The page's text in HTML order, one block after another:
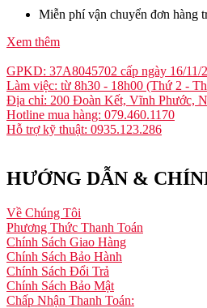
Miễn phí vận chuyển đơn hàng
Xem thêm
GPKD: 37A8045702 cấp ngày 16/11/
Làm việc: từ 8h30 - 18h00 (Thứ 2 -
Địa chỉ: 200 Đoàn Kết, Vĩnh Phước,
Hotline mua hàng: 079.460.1170
Hỗ trợ kỹ thuật: 0935.123.286
HƯỚNG DẪN &
Về Chúng Tôi
Phương Thức Thanh Toán
Chính Sách Giao Hàng
Chính Sách Bảo Hành
Chính Sách Đổi Trả
Chính Sách Bảo Mật
Chấp Nhận Thanh Toán: